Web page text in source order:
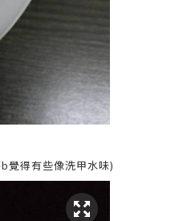
覺得有些像洗甲水味)